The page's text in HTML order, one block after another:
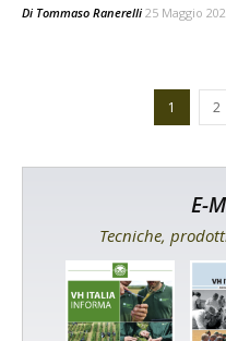
Di Tommaso Ranerelli 25 Maggio
1 2
E-
Tecniche,